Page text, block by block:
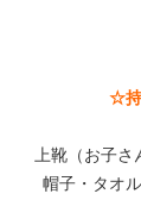
☆
上靴（お子さ
帽子・タオ